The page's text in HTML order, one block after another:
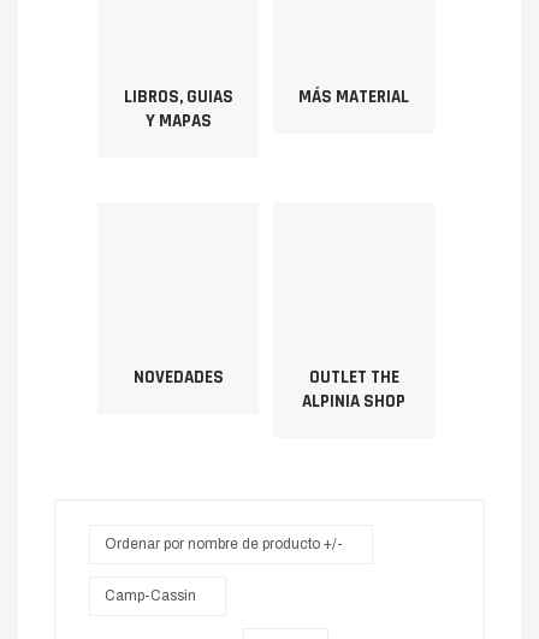
LIBROS, GUIAS
Y MAPAS
MÁS MATERIAL
NOVEDADES
OUTLET THE
ALPINIA SHOP
Ordenar por nombre de producto +/-
Camp-Cassin